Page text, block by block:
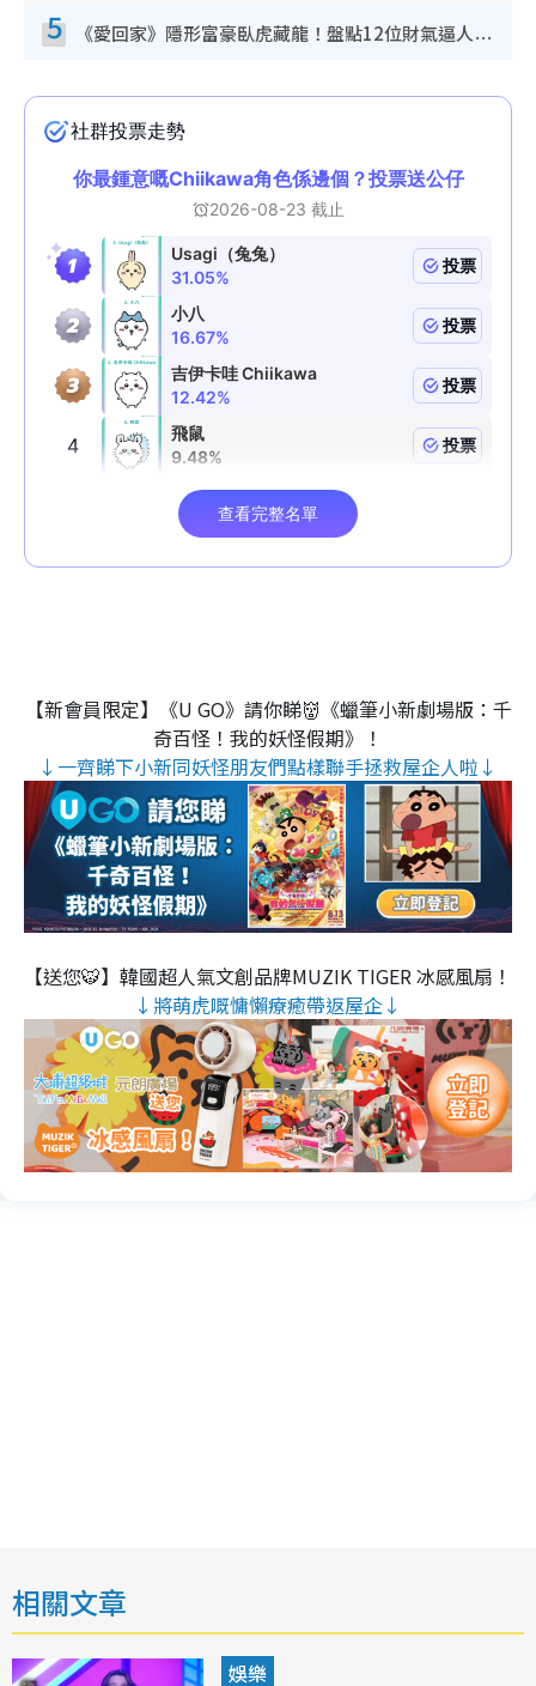
5 《愛回家》隱形富豪臥虎藏龍！盤點12位財氣逼人的有錢藝人：呢位靚女3億身家唔憂做
【新會員限定】《U GO》請你睇👹《蠟筆小新劇場版：千
奇百怪！我的妖怪假期》！
↓一齊睇下小新同妖怪朋友們點樣聯手拯救屋企人啦↓
【送您🐯】韓國超人氣文創品牌MUZIK TIGER 冰感風扇！
↓將萌虎嘅慵懶療癒帶返屋企↓
相關文章
娛樂